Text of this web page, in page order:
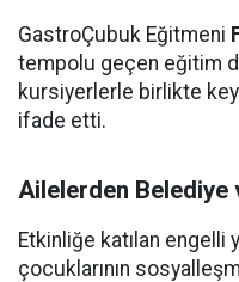
GastroÇubuk Eğitmeni
tempolu geçen eğitim
kursiyerlerle birlikte
ifade etti.
Ailelerden Belediye
Etkinliğe katılan engelli
çocuklarının